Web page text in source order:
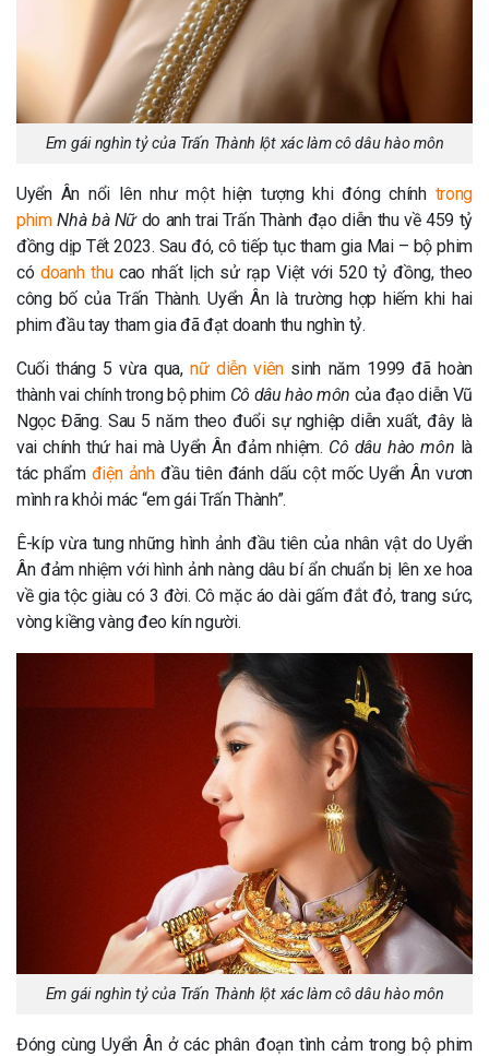
Em gái nghìn tỷ của Trấn Thành lột xác làm cô dâu hào môn
Uyển Ân nổi lên như một hiện tượng khi đóng chính trong
phimNhà bà Nữ do anh trai Trấn Thành đạo diễn thu về 459 tỷ
đồng dịp Tết 2023. Sau đó, cô tiếp tục tham gia Mai – bộ phim
códoanh thucao nhất lịch sử rạp Việt với 520 tỷ đồng, theo
công bố của Trấn Thành. Uyển Ân là trường hợp hiếm khi hai
phim đầu tay tham gia đã đạt doanh thu nghìn tỷ.
Cuối tháng 5 vừa qua,nữ diễn viênsinh năm 1999 đã hoàn
thành vai chính trong bộ phim Cô dâu hào môn của đạo diễn Vũ
Ngọc Đãng. Sau 5 năm theo đuổi sự nghiệp diễn xuất, đây là
vai chính thứ hai mà Uyển Ân đảm nhiệm. Cô dâu hào môn là
tác phẩm điện ảnhđầu tiên đánh dấu cột mốc Uyển Ân vươn
mình ra khỏi mác “em gái Trấn Thành”.
Ê-kíp vừa tung những hình ảnh đầu tiên của nhân vật do Uyển
Ân đảm nhiệm với hình ảnh nàng dâu bí ẩn chuẩn bị lên xe hoa
về gia tộc giàu có 3 đời. Cô mặc áo dài gấm đắt đỏ, trang sức,
vòng kiềng vàng đeo kín người.
Em gái nghìn tỷ của Trấn Thành lột xác làm cô dâu hào môn
Đóng cùng Uyển Ân ở các phân đoạn tình cảm trong bộ phim